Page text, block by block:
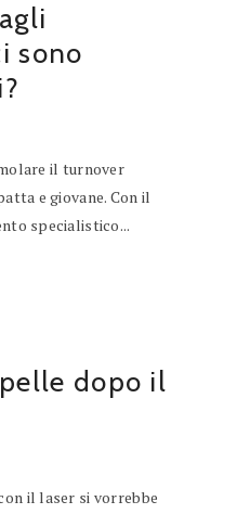
sono
il turnover
e giovane. Con il
specialistico...
dopo il
il laser si vorrebbe